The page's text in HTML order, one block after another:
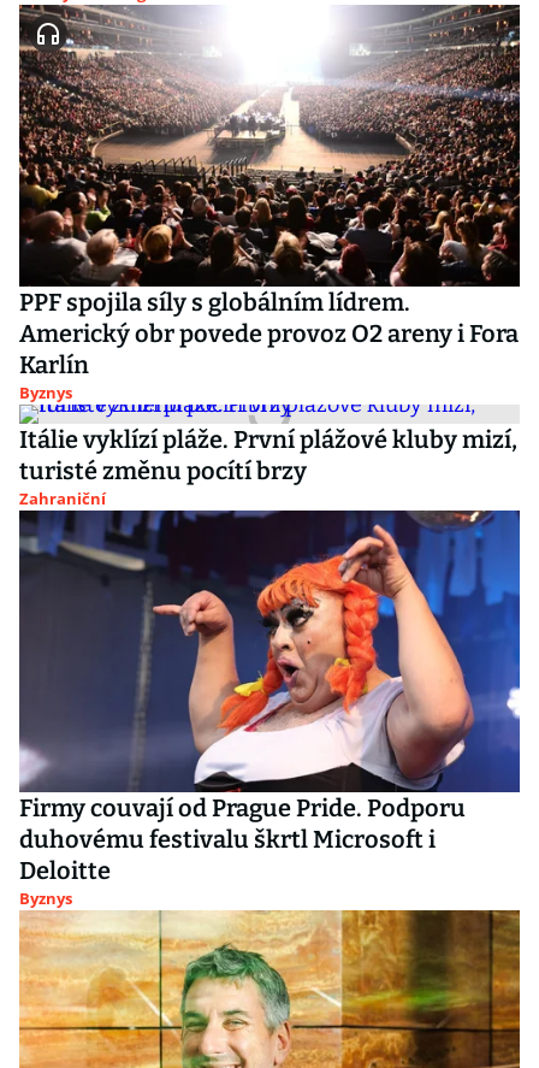
PPF spojila síly s globálním lídrem.
Americký obr povede provoz O2 areny i Fora
Karlín
Byznys
Itálie vyklízí pláže. První plážové kluby mizí,
turisté změnu pocítí brzy
Zahraniční
Firmy couvají od Prague Pride. Podporu
duhovému festivalu škrtl Microsoft i
Deloitte
Byznys